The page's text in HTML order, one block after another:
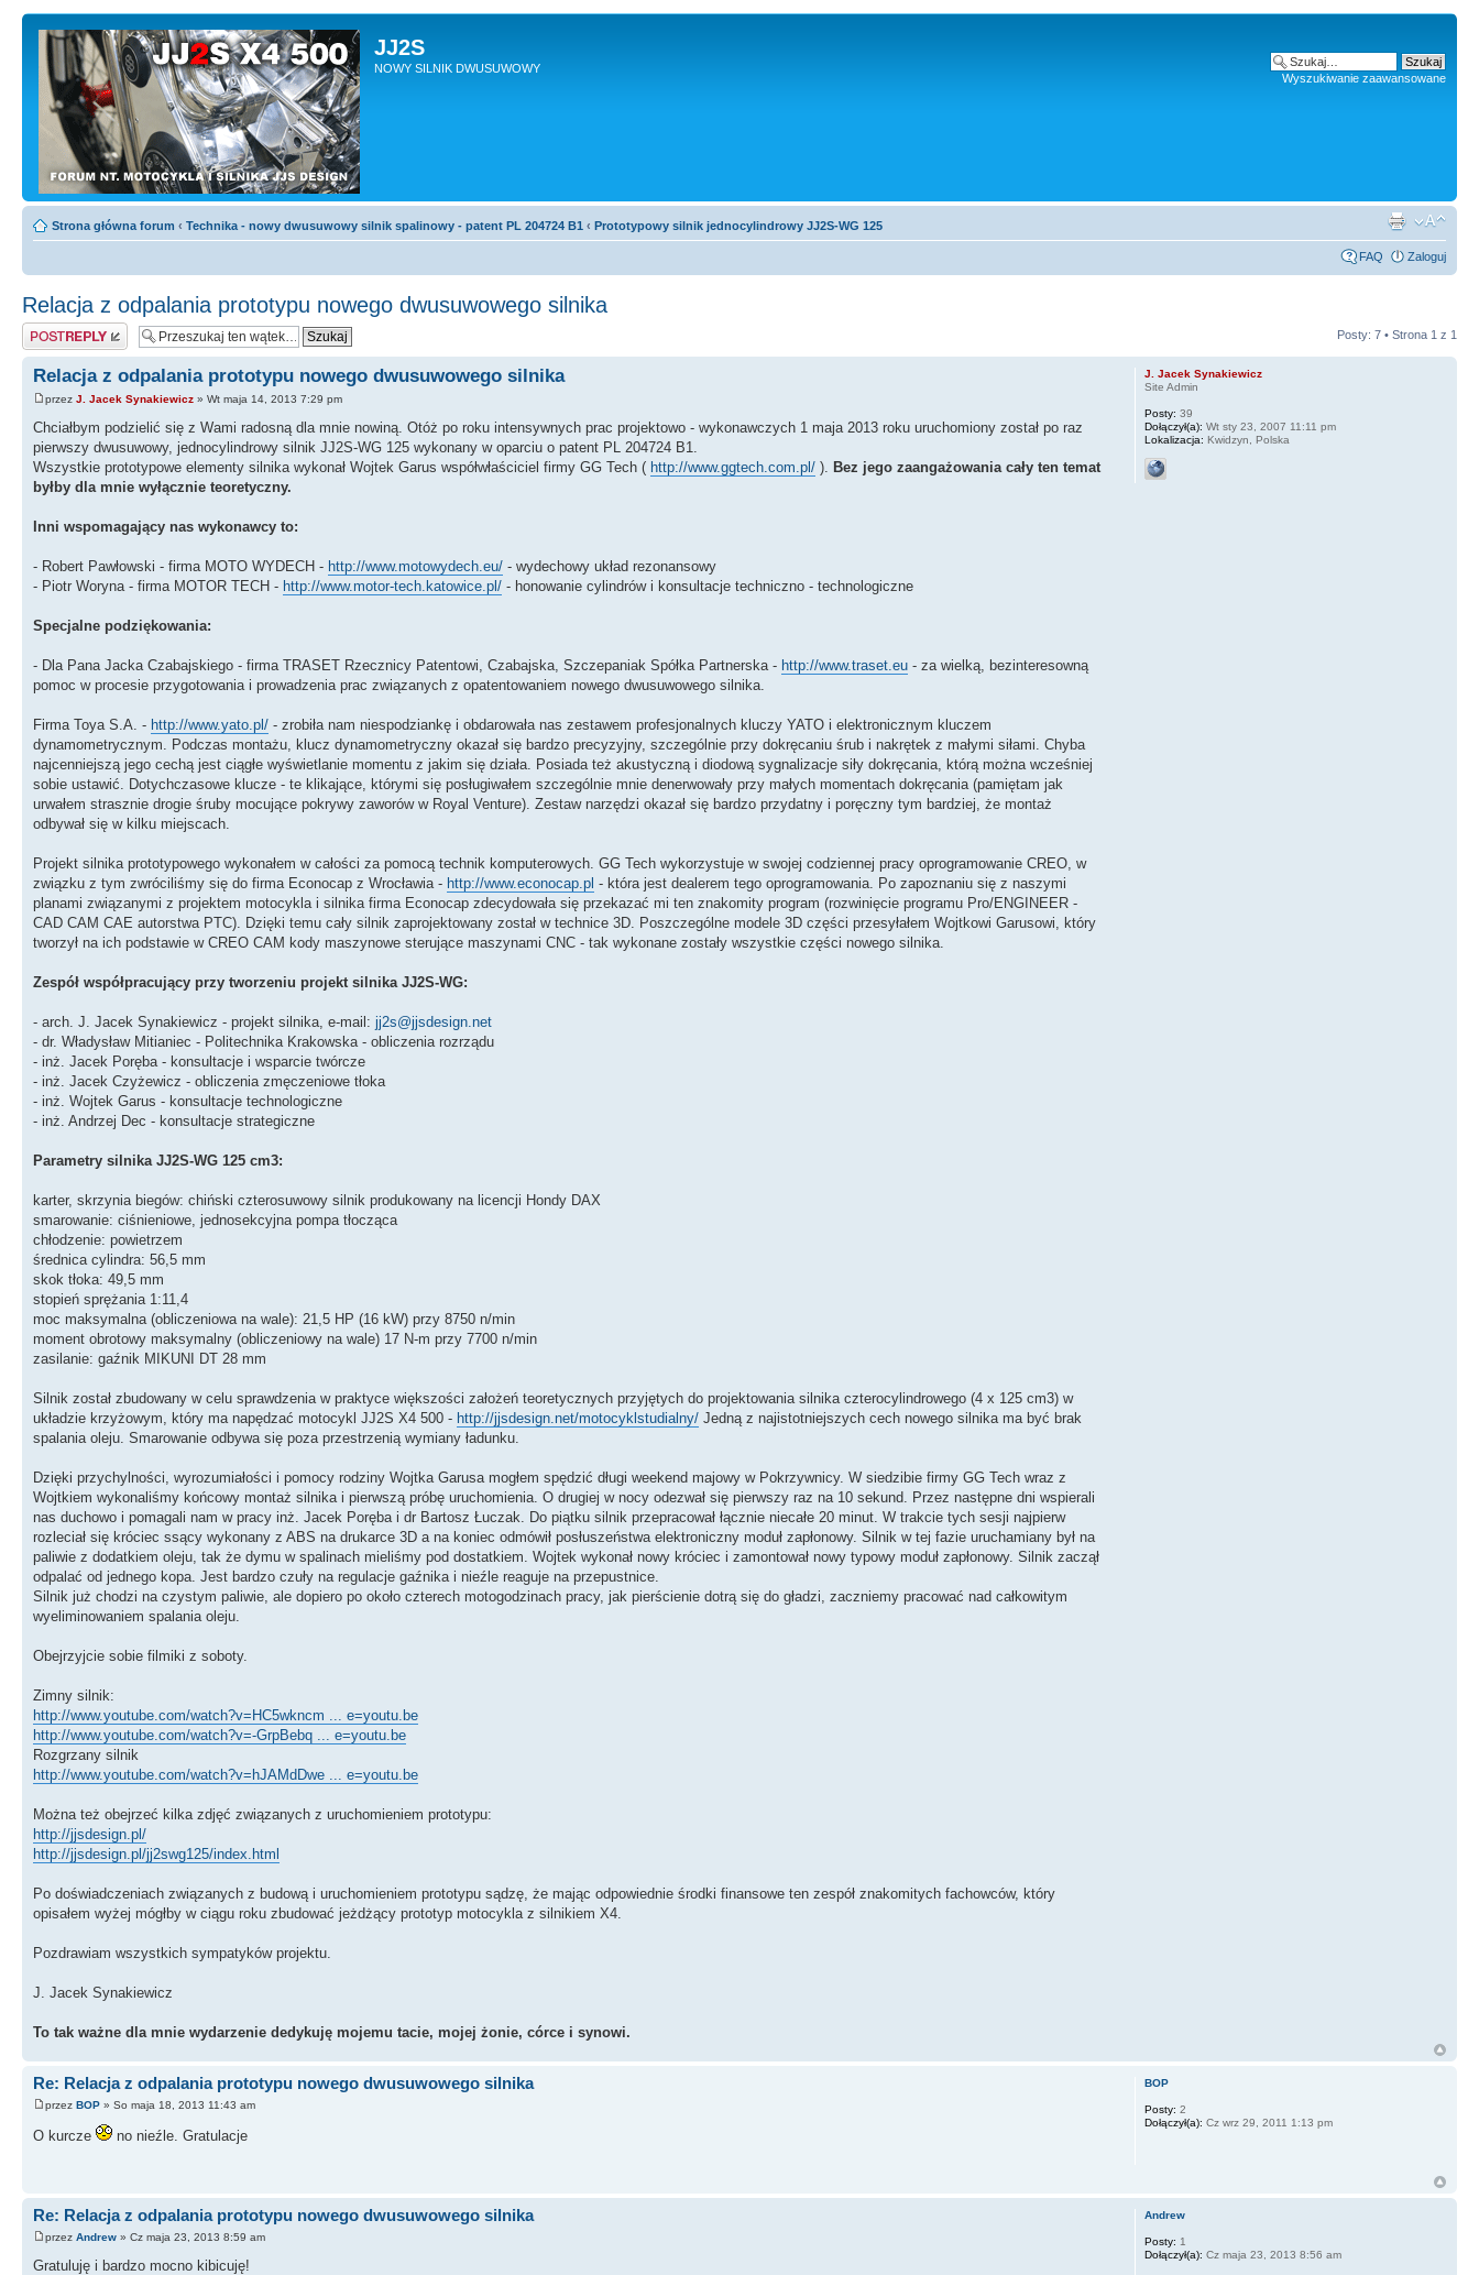
JJ2S
NOWY SILNIK DWUSUWOWY
Wyszukiwanie zaawansowane
Strona główna forum ‹ Technika - nowy dwusuwowy silnik spalinowy - patent PL 204724 B1 ‹ Prototypowy silnik jednocylindrowy JJ2S-WG 125
FAQ Zaloguj
Relacja z odpalania prototypu nowego dwusuwowego silnika
Odpowiedz Posty: 7 • Strona 1 z 1
Relacja z odpalania prototypu nowego dwusuwowego silnika
przez J. Jacek Synakiewicz » Wt maja 14, 2013 7:29 pm
Chciałbym podzielić się z Wami radosną dla mnie nowiną. Otóż po roku intensywnych prac projektowo - wykonawczych 1 maja 2013 roku uruchomiony został po raz
pierwszy dwusuwowy, jednocylindrowy silnik JJ2S-WG 125 wykonany w oparciu o patent PL 204724 B1.
Wszystkie prototypowe elementy silnika wykonał Wojtek Garus współwłaściciel firmy GG Tech ( http://www.ggtech.com.pl/ ). Bez jego zaangażowania cały ten temat
byłby dla mnie wyłącznie teoretyczny.
Inni wspomagający nas wykonawcy to:
- Robert Pawłowski - firma MOTO WYDECH - http://www.motowydech.eu/ - wydechowy układ rezonansowy
- Piotr Woryna - firma MOTOR TECH - http://www.motor-tech.katowice.pl/ - honowanie cylindrów i konsultacje techniczno - technologiczne
Specjalne podziękowania:
- Dla Pana Jacka Czabajskiego - firma TRASET Rzecznicy Patentowi, Czabajska, Szczepaniak Spółka Partnerska - http://www.traset.eu - za wielką, bezinteresowną
pomoc w procesie przygotowania i prowadzenia prac związanych z opatentowaniem nowego dwusuwowego silnika.
Firma Toya S.A. - http://www.yato.pl/ - zrobiła nam niespodziankę i obdarowała nas zestawem profesjonalnych kluczy YATO i elektronicznym kluczem
dynamometrycznym. Podczas montażu, klucz dynamometryczny okazał się bardzo precyzyjny, szczególnie przy dokręcaniu śrub i nakrętek z małymi siłami. Chyba
najcenniejszą jego cechą jest ciągłe wyświetlanie momentu z jakim się działa. Posiada też akustyczną i diodową sygnalizacje siły dokręcania, którą można wcześniej
sobie ustawić. Dotychczasowe klucze - te klikające, którymi się posługiwałem szczególnie mnie denerwowały przy małych momentach dokręcania (pamiętam jak
urwałem strasznie drogie śruby mocujące pokrywy zaworów w Royal Venture). Zestaw narzędzi okazał się bardzo przydatny i poręczny tym bardziej, że montaż
odbywał się w kilku miejscach.
Projekt silnika prototypowego wykonałem w całości za pomocą technik komputerowych. GG Tech wykorzystuje w swojej codziennej pracy oprogramowanie CREO, w
związku z tym zwróciliśmy się do firma Econocap z Wrocławia - http://www.econocap.pl - która jest dealerem tego oprogramowania. Po zapoznaniu się z naszymi
planami związanymi z projektem motocykla i silnika firma Econocap zdecydowała się przekazać mi ten znakomity program (rozwinięcie programu Pro/ENGINEER -
CAD CAM CAE autorstwa PTC). Dzięki temu cały silnik zaprojektowany został w technice 3D. Poszczególne modele 3D części przesyłałem Wojtkowi Garusowi, który
tworzył na ich podstawie w CREO CAM kody maszynowe sterujące maszynami CNC - tak wykonane zostały wszystkie części nowego silnika.
Zespół współpracujący przy tworzeniu projekt silnika JJ2S-WG:
- arch. J. Jacek Synakiewicz - projekt silnika, e-mail: jj2s@jjsdesign.net
- dr. Władysław Mitianiec - Politechnika Krakowska - obliczenia rozrządu
- inż. Jacek Poręba - konsultacje i wsparcie twórcze
- inż. Jacek Czyżewicz - obliczenia zmęczeniowe tłoka
- inż. Wojtek Garus - konsultacje technologiczne
- inż. Andrzej Dec - konsultacje strategiczne
Parametry silnika JJ2S-WG 125 cm3:
karter, skrzynia biegów: chiński czterosuwowy silnik produkowany na licencji Hondy DAX
smarowanie: ciśnieniowe, jednosekcyjna pompa tłocząca
chłodzenie: powietrzem
średnica cylindra: 56,5 mm
skok tłoka: 49,5 mm
stopień sprężania 1:11,4
moc maksymalna (obliczeniowa na wale): 21,5 HP (16 kW) przy 8750 n/min
moment obrotowy maksymalny (obliczeniowy na wale) 17 N-m przy 7700 n/min
zasilanie: gaźnik MIKUNI DT 28 mm
Silnik został zbudowany w celu sprawdzenia w praktyce większości założeń teoretycznych przyjętych do projektowania silnika czterocylindrowego (4 x 125 cm3) w
układzie krzyżowym, który ma napędzać motocykl JJ2S X4 500 - http://jjsdesign.net/motocyklstudialny/ Jedną z najistotniejszych cech nowego silnika ma być brak
spalania oleju. Smarowanie odbywa się poza przestrzenią wymiany ładunku.
Dzięki przychylności, wyrozumiałości i pomocy rodziny Wojtka Garusa mogłem spędzić długi weekend majowy w Pokrzywnicy. W siedzibie firmy GG Tech wraz z
Wojtkiem wykonaliśmy końcowy montaż silnika i pierwszą próbę uruchomienia. O drugiej w nocy odezwał się pierwszy raz na 10 sekund. Przez następne dni wspierali
nas duchowo i pomagali nam w pracy inż. Jacek Poręba i dr Bartosz Łuczak. Do piątku silnik przepracował łącznie niecałe 20 minut. W trakcie tych sesji najpierw
rozleciał się króciec ssący wykonany z ABS na drukarce 3D a na koniec odmówił posłuszeństwa elektroniczny moduł zapłonowy. Silnik w tej fazie uruchamiany był na
paliwie z dodatkiem oleju, tak że dymu w spalinach mieliśmy pod dostatkiem. Wojtek wykonał nowy króciec i zamontował nowy typowy moduł zapłonowy. Silnik zaczął
odpalać od jednego kopa. Jest bardzo czuły na regulacje gaźnika i nieźle reaguje na przepustnice.
Silnik już chodzi na czystym paliwie, ale dopiero po około czterech motogodzinach pracy, jak pierścienie dotrą się do gładzi, zaczniemy pracować nad całkowitym
wyeliminowaniem spalania oleju.
Obejrzyjcie sobie filmiki z soboty.
Zimny silnik:
http://www.youtube.com/watch?v=HC5wkncm ... e=youtu.be
http://www.youtube.com/watch?v=-GrpBebq ... e=youtu.be
Rozgrzany silnik
http://www.youtube.com/watch?v=hJAMdDwe ... e=youtu.be
Można też obejrzeć kilka zdjęć związanych z uruchomieniem prototypu:
http://jjsdesign.pl/
http://jjsdesign.pl/jj2swg125/index.html
Po doświadczeniach związanych z budową i uruchomieniem prototypu sądzę, że mając odpowiednie środki finansowe ten zespół znakomitych fachowców, który
opisałem wyżej mógłby w ciągu roku zbudować jeżdżący prototyp motocykla z silnikiem X4.
Pozdrawiam wszystkich sympatyków projektu.
J. Jacek Synakiewicz
To tak ważne dla mnie wydarzenie dedykuję mojemu tacie, mojej żonie, córce i synowi.
J. Jacek Synakiewicz
Site Admin
Posty: 39
Dołączył(a): Wt sty 23, 2007 11:11 pm
Lokalizacja: Kwidzyn, Polska
Re: Relacja z odpalania prototypu nowego dwusuwowego silnika
przez BOP » So maja 18, 2013 11:43 am
O kurcze no nieźle. Gratulacje
BOP
Posty: 2
Dołączył(a): Cz wrz 29, 2011 1:13 pm
Re: Relacja z odpalania prototypu nowego dwusuwowego silnika
przez Andrew » Cz maja 23, 2013 8:59 am
Gratuluję i bardzo mocno kibicuję!
Andrew
Posty: 1
Dołączył(a): Cz maja 23, 2013 8:56 am